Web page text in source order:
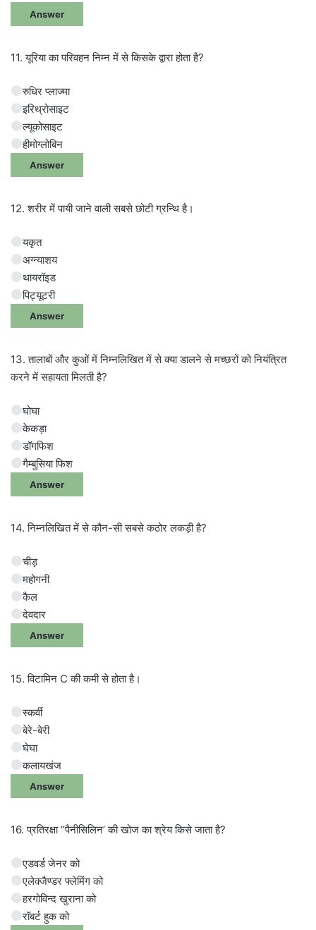
Answer
11. यूरिया का परिवहन निम्न में से किसके द्वारा होता है?
रुधिर प्लाज्मा
इरिथ्रोसाइट
ल्यूकोसाइट
हीमोग्लोबिन
Answer
12. शरीर में पायी जाने वाली सबसे छोटी ग्रन्थि है।
यकृत
अग्न्याशय
थायरॉइड
पिट्यूटरी
Answer
13. तालाबों और कुओं में निम्नलिखित में से क्या डालने से मच्छरों को नियंत्रित
करने में सहायता मिलती है?
घोघा
केकड़ा
डॉगफिश
गैम्बुसिया फिश
Answer
14. निम्नलिखित में से कौन-सी सबसे कठोर लकड़ी है?
चीड़
महोगनी
कैल
देवदार
Answer
15. विटामिन C की कमी से होता है।
स्कर्वी
बेरे-बेरी
घेघा
कलायखंज
Answer
16. प्रतिरक्षा “पैनीसिलिन’ की खोज का श्रेय किसे जाता है?
एडवर्ड जेनर को
एलेक्जैण्डर फ्लेमिंग को
हरगोविन्द खुराना को
रॉबर्ट हुक को